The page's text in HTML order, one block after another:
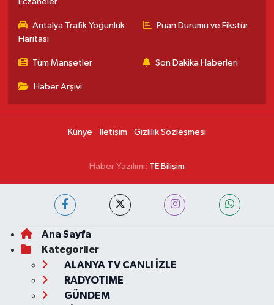
Antalya Trafik Yoğunluk
Haritası
Puan Durumu ve Fikstür
Tüm Manşetler Son Dakika Haberleri
Haber Arşivi
Künye İletişim Gizlilik Sözleşmesi
Haber Yazılımı: TE Bilişim
Ana Sayfa
Kategoriler
ALANYA TV CANLI İZLE
RADYOTIME
GÜNDEM